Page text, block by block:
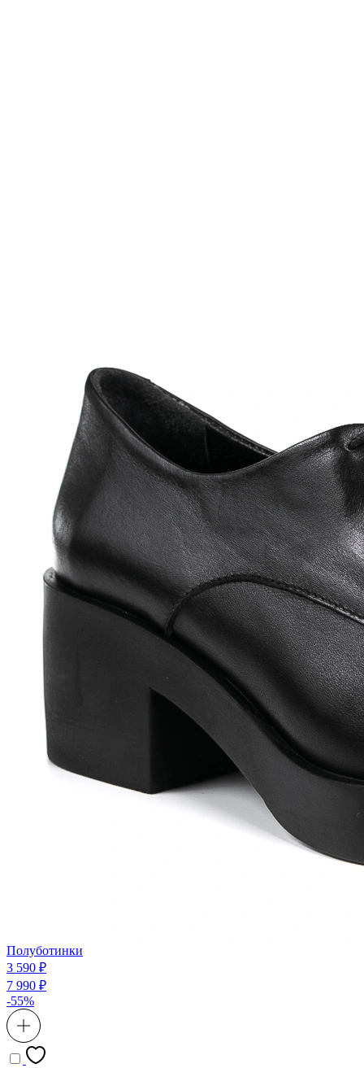
Полуботинки
3 590 ₽
7 990 ₽
-55%